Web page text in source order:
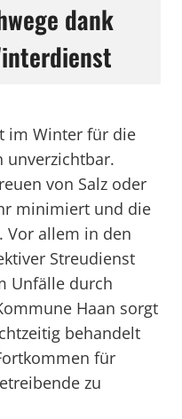
dank
im Winter für die
unverzichtbar.
von Salz oder
minimiert und die
Vor allem in den
Streudienst
Unfälle durch
Haan sorgt
behandelt
für
zu